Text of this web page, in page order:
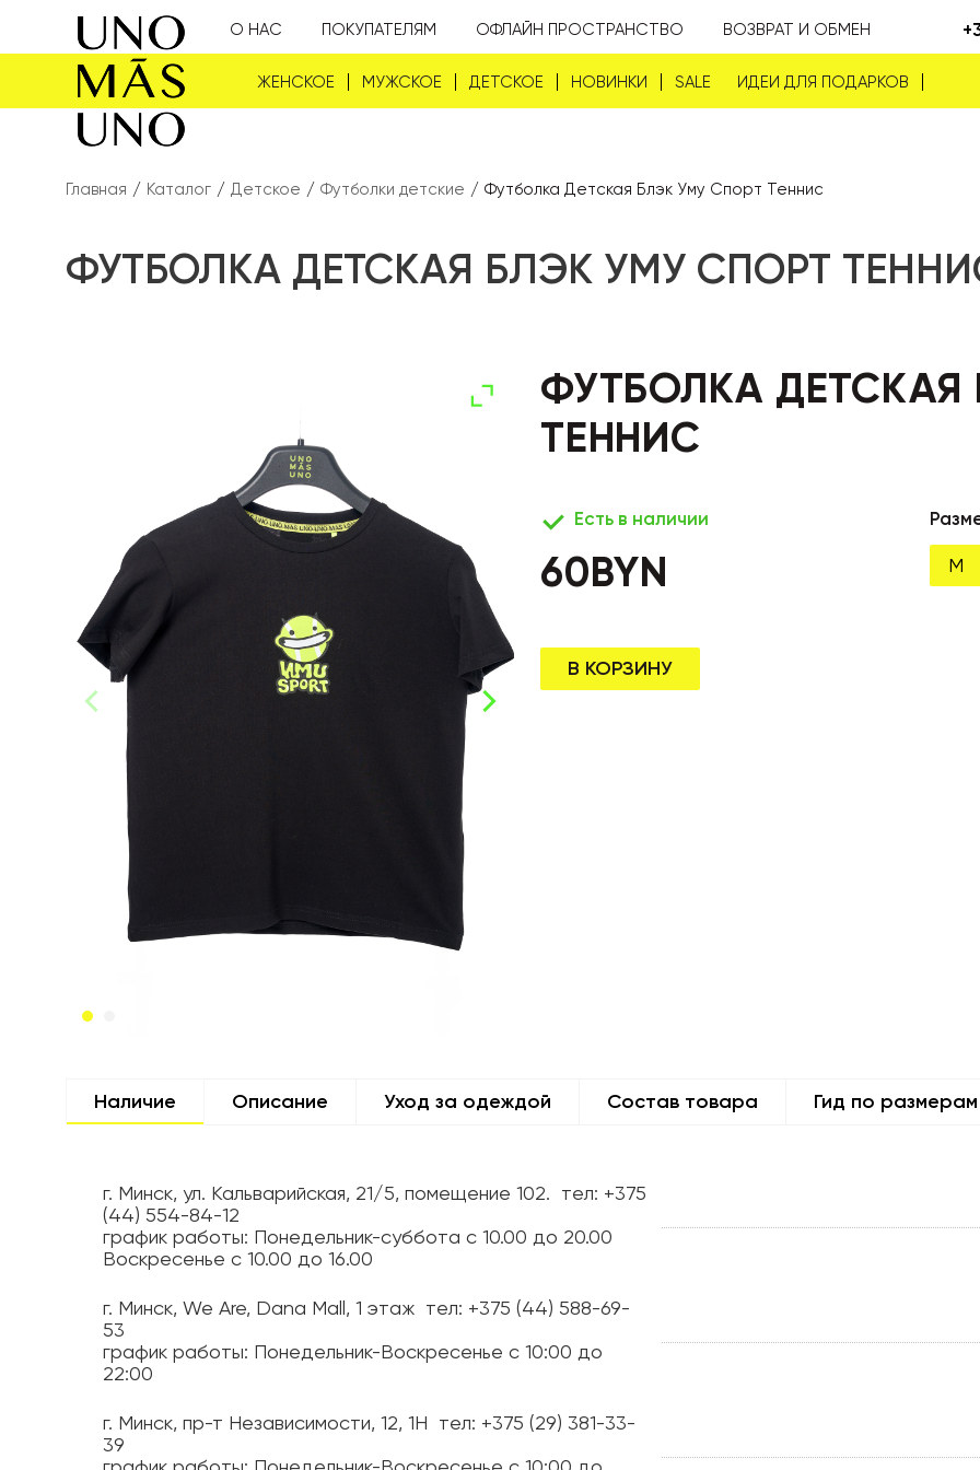
О НАС ПОКУПАТЕЛЯМ ОФЛАЙН ПРОСТРАНСТВО ВОЗВРАТ И ОБМЕН
ЖЕНСКОЕ МУЖСКОЕ ДЕТСКОЕ НОВИНКИ SALE ИДЕИ ДЛЯ ПОДАРКОВ
Главная / Каталог / Детское / Футболки детские / Футболка Детская Блэк Уму Спорт Теннис
ФУТБОЛКА ДЕТСКАЯ БЛЭК УМУ СПОРТ
ФУТБОЛКА
ТЕННИС
Есть в наличии
60BYN
В КОРЗИНУ
M
Наличие Описание Уход за одеждой Состав товара Гид по размерам
г. Минск, ул. Кальварийская, 21/5, помещение 102. тел: +375
(44) 554-84-12
график работы: Понедельник-суббота с 10.00 до 20.00
Воскресенье с 10.00 до 16.00
г. Минск, We Are, Dana Mall, 1 этаж тел: +375 (44) 588-69-
53
график работы: Понедельник-Воскресенье с 10:00 до
22:00
г. Минск, пр-т Независимости, 12, 1H тел: +375 (29) 381-33-
39